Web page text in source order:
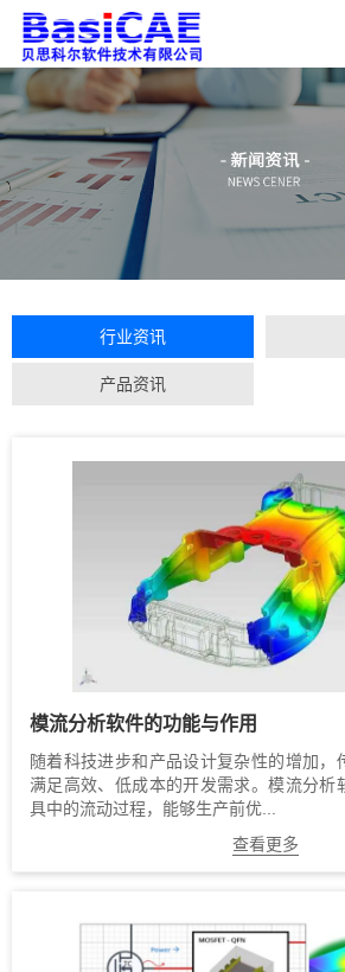
行业资讯
产品资讯
模流分析软件的功能与作用
随着科技进步和产品设计复杂性的增加，
满足高效、低成本的开发需求。模流分析
具中的流动过程，能够生产前优...
查看更多